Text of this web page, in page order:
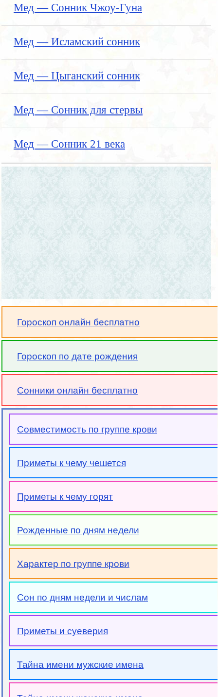
Мед — Сонник Чжоу-Гуна
Мед — Исламский сонник
Мед — Цыганский сонник
Мед — Сонник для стервы
Мед — Сонник 21 века
Гороскоп онлайн бесплатно
Гороскоп по дате рождения
Сонники онлайн бесплатно
Совместимость по группе крови
Приметы к чему чешется
Приметы к чему горят
Рожденные по дням недели
Характер по группе крови
Сон по дням недели и числам
Приметы и суеверия
Тайна имени мужские имена